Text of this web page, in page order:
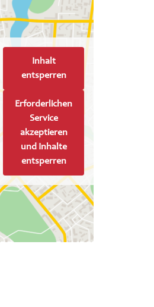
Inhalt
entsperren
Erforderlichen
Service
akzeptieren
und Inhalte
entsperren